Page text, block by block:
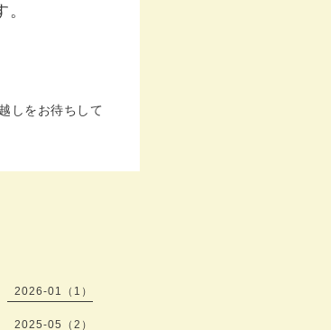
しをお待ちして
2026-01（1）
2025-05（2）